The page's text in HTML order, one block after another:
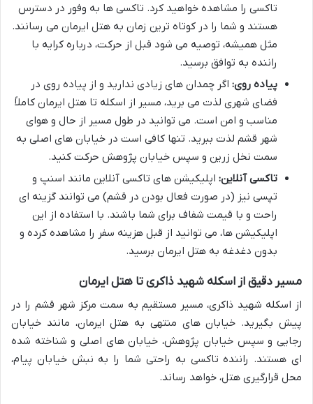
تاکسی را مشاهده خواهید کرد. تاکسی ها به وفور در دسترس
هستند و شما را در کوتاه ترین زمان به هتل ایرمان می رسانند.
مثل همیشه، توصیه می شود قبل از حرکت، درباره کرایه با
راننده به توافق برسید.
پیاده روی: اگر چمدان های زیادی ندارید و از پیاده روی در
فضای شهری لذت می برید، مسیر از اسکله تا هتل ایرمان کاملاً
مناسب و امن است. می توانید در طول مسیر از حال و هوای
شهر قشم لذت ببرید. تنها کافی است در خیابان های اصلی به
سمت نخل زرین و سپس خیابان پژوهش حرکت کنید.
تاکسی آنلاین: اپلیکیشن های تاکسی آنلاین مانند اسنپ و
تپسی نیز (در صورت فعال بودن در قشم) می توانند گزینه ای
راحت و با قیمت شفاف برای شما باشند. با استفاده از این
اپلیکیشن ها، می توانید از قبل هزینه سفر را مشاهده کرده و
بدون دغدغه به هتل ایرمان برسید.
مسیر دقیق از اسکله شهید ذاکری تا هتل ایرمان
از اسکله شهید ذاکری، مسیر مستقیم به سمت مرکز شهر قشم را در
پیش بگیرید. خیابان های منتهی به هتل ایرمان، مانند خیابان
رجایی و سپس خیابان پژوهش، خیابان های اصلی و شناخته شده
ای هستند. راننده تاکسی به راحتی شما را به نبش خیابان پیام،
محل قرارگیری هتل، خواهد رساند.